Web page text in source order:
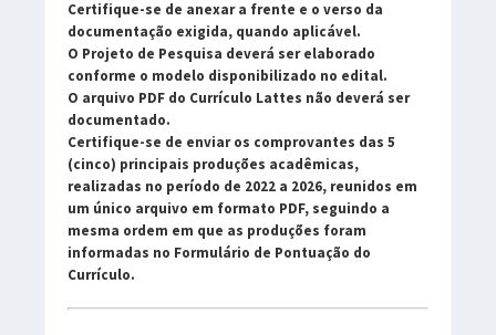
Certifique-se de anexar a frente e o verso da
documentação exigida, quando aplicável.
O Projeto de Pesquisa deverá ser elaborado
conforme o modelo disponibilizado no edital.
O arquivo PDF do Currículo Lattes não deverá ser
documentado.
Certifique-se de enviar os comprovantes das 5
(cinco) principais produções acadêmicas,
realizadas no período de 2022 a 2026, reunidos em
um único arquivo em formato PDF, seguindo a
mesma ordem em que as produções foram
informadas no Formulário de Pontuação do
Currículo.